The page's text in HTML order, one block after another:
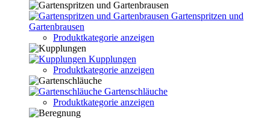
Gartenspritzen und
Gartenbrausen
Produktkategorie anzeigen
Kupplungen
Produktkategorie anzeigen
Gartenschläuche
Produktkategorie anzeigen